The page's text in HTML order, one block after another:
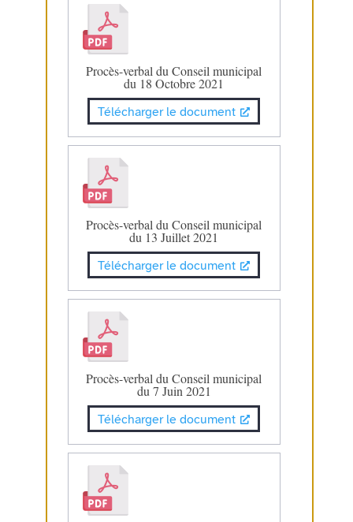
Procès-verbal du Conseil municipal
du 18 Octobre 2021
Télécharger le document
Procès-verbal du Conseil municipal
du 13 Juillet 2021
Télécharger le document
Procès-verbal du Conseil municipal
du 7 Juin 2021
Télécharger le document